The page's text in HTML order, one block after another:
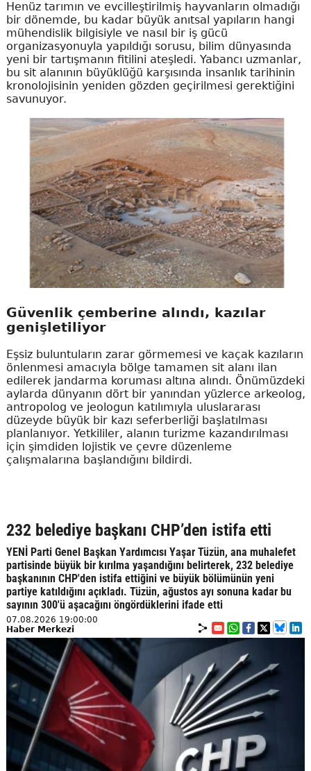
Henüz tarımın ve evcilleştirilmiş hayvanların olmadığı
bir dönemde, bu kadar büyük anıtsal yapıların hangi
mühendislik bilgisiyle ve nasıl bir iş gücü
organizasyonuyla yapıldığı sorusu, bilim dünyasında
yeni bir tartışmanın fitilini ateşledi. Yabancı uzmanlar,
bu sit alanının büyüklüğü karşısında insanlık tarihinin
kronolojisinin yeniden gözden geçirilmesi gerektiğini
savunuyor.
Güvenlik çemberine alındı, kazılar
genişletiliyor
Eşsiz buluntuların zarar görmemesi ve kaçak kazıların
önlenmesi amacıyla bölge tamamen sit alanı ilan
edilerek jandarma koruması altına alındı. Önümüzdeki
aylarda dünyanın dört bir yanından yüzlerce arkeolog,
antropolog ve jeologun katılımıyla uluslararası
düzeyde büyük bir kazı seferberliği başlatılması
planlanıyor. Yetkililer, alanın turizme kazandırılması
için şimdiden lojistik ve çevre düzenleme
çalışmalarına başlandığını bildirdi.
232 belediye başkanı CHP’den istifa etti
YENİ Parti Genel Başkan Yardımcısı Yaşar Tüzün, ana muhalefet
partisinde büyük bir kırılma yaşandığını belirterek, 232 belediye
başkanının CHP'den istifa ettiğini ve büyük bölümünün yeni
partiye katıldığını açıkladı. Tüzün, ağustos ayı sonuna kadar bu
sayının 300'ü aşacağını öngördüklerini ifade etti
07.08.2026 19:00:00
Haber Merkezi